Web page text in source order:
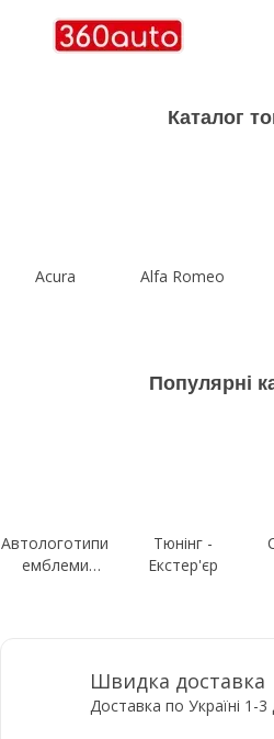
Каталог
Acura Alfa Romeo
Популярні
Автологотипи
емблеми
Тюнінг -
Екстер'єр
Швидка доставка
Доставка по Україні 1-3